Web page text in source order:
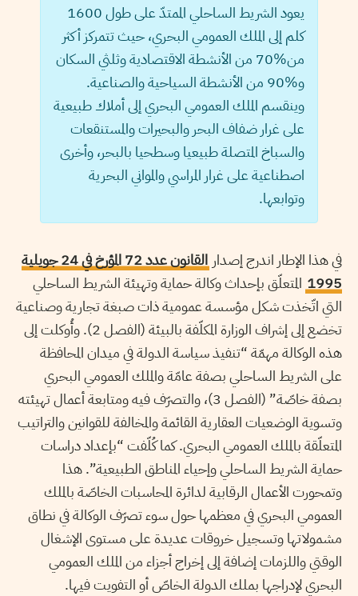
يعود الشريط الساحلي الممتدّ على طول 1600
كلم إلى الملك العمومي البحري، حيث تتمركز أكثر
من%70 من الأنشطة الاقتصادية وثلثي السكان
و%90 من الأنشطة السياحية والصناعية.
وينقسم الملك العمومي البحري إلى أملاك طبيعية
على غرار ضفاف البحر والبحيرات والمستنقعات
والسباخ المتصلة طبيعيا وسطحيا بالبحر، وأخرى
اصطناعية على غرار المراسي والمواني البحرية
وتوابعها.
في هذا الإطار اندرج إصدار
القانون عدد 72 المؤرخ في 24 جويلية
1995 المتعلّق بإحداث وكالة حماية وتهيئة الشريط الساحلي
التي اتّخذت شكل مؤسسة عمومية ذات صبغة تجارية وصناعية
تخضع إلى إشراف الوزارة المكلّفة بالبيئة (الفصل 2). وأُوكلت إلى
هذه الوكالة مهمّة “تنفيذ سياسة الدولة في ميدان المحافظة
على الشريط الساحلي بصفة عامّة والملك العمومي البحري
بصفة خاصّة” (الفصل 3)، والتصرّف فيه ومتابعة أعمال تهيئته
وتسوية الوضعيات العقارية القائمة والمخالفة للقوانين والتراتيب
المتعلّقة بالملك العمومي البحري. كما كُلّفت “بإعداد دراسات
حماية الشريط الساحلي وإحياء المناطق الطبيعية”. هذا
وتمحورت الأعمال الرقابية لدائرة المحاسبات الخاصّة بالملك
العمومي البحري في معظمها حول سوء تصرّف الوكالة في نطاق
مشمولاتها وتسجيل خروقات عديدة على مستوى الإشغال
الوقتي واللزمات إضافة إلى إخراج أجزاء من الملك العمومي
البحري لإدراجها بملك الدولة الخاصّ أو التفويت فيها.